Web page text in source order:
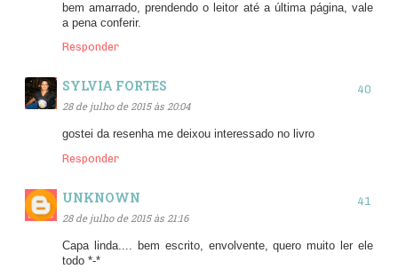
bem amarrado, prendendo o leitor até a última página, vale
a pena conferir.
Responder
SYLVIA FORTES
28 de julho de 2015 às 20:04
gostei da resenha me deixou interessado no livro
Responder
UNKNOWN
28 de julho de 2015 às 21:16
Capa linda.... bem escrito, envolvente, quero muito ler ele
todo *-*